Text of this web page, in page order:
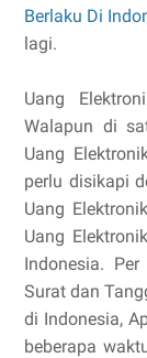
Berlaku Di
lagi.
Uang
Walapun di
Uang
perlu disikapi
Uang
Uang
Indonesia.
Surat dan
di Indonesia,
beberapa